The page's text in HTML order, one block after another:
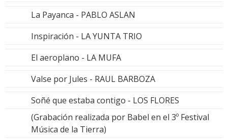
La Payanca - PABLO ASLAN
Inspiración - LA YUNTA TRIO
El aeroplano - LA MUFA
Valse por Jules - RAUL BARBOZA
Soñé que estaba contigo - LOS FLORES
(Grabación realizada por Babel en el 3º Festival
Música de la Tierra)